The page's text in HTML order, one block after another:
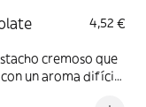
4,52 €
cremoso que
un aroma difícil